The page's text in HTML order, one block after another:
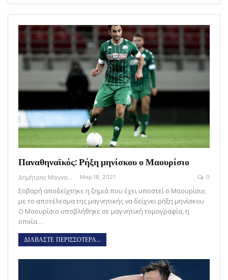
Παναθηναϊκός: Ρήξη μηνίσκου ο Μαουρίσιο
Δημήτρης Μαγγανάρης Μαρ 18, 2021 0
Σοβαρή αποδείχτηκε η ζημιά που έχει υποστεί ο Μαουρίσιο,
με το αποτέλεσμα της μαγνητικής να δείχνει ρήξη μηνίσκου
Ο Μαουρίσιο υποβλήθηκε σε μαγνητική τομογραφία, η
οποία…
ΔΙΑΒΑΣΤΕ ΠΕΡΙΣΣΟΤΕΡΑ...